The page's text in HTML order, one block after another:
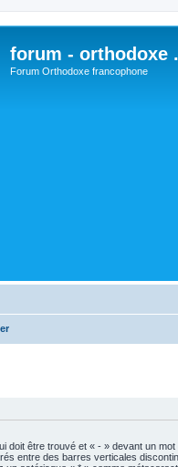
forum - orthodoxe
Forum Orthodoxe francophone
doit être trouvé et « - » devant un mot
entre des barres verticales